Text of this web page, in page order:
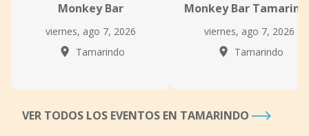
Monkey Bar
viernes, ago 7, 2026
Tamarindo
Monkey Bar
viernes, ago 7, 2026
Tamarindo
VER TODOS LOS EVENTOS EN TAMARINDO